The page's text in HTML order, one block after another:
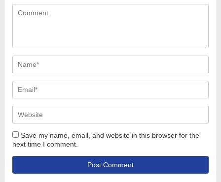
Save my name, email, and website in this browser for the
next time I comment.